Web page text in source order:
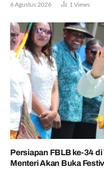
6 Agustus 2026 1 Views
Persiapan FBLB ke-34
Menteri Akan Buka